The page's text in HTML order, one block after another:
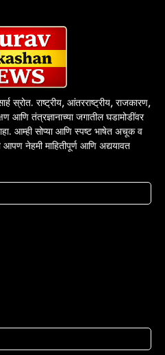
स्रोत. राष्ट्रीय, आंतरराष्ट्रीय, राजकारण,
आणि तंत्रज्ञानाच्या जगातील घडामोडींवर
आम्ही सोप्या आणि स्पष्ट भाषेत अचूक व
नेहमी माहितीपूर्ण आणि अद्ययावत